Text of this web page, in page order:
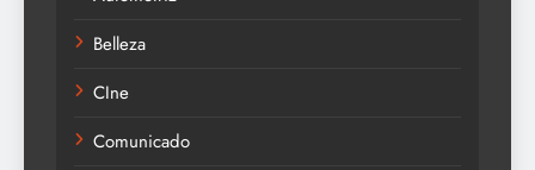
Belleza
CIne
Comunicado